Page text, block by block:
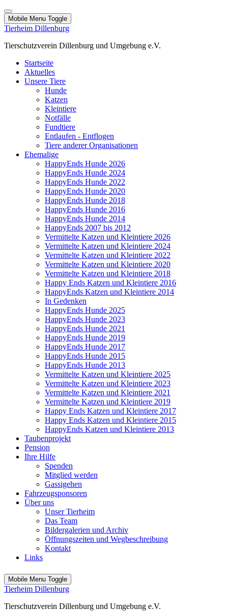
Mobile Menu Toggle
Tierheim Dillenburg
Tierschutzverein Dillenburg und Umgebung e.V.
Startseite
Aktuelles
Unsere Tiere
Hunde
Katzen
Kleintiere
Notfälle
Fundtiere
Entlaufen - Entflogen
Tiere anderer Organisationen
Ehemalige
HappyEnds Hunde 2026
HappyEnds Hunde 2024
HappyEnds Hunde 2022
HappyEnds Hunde 2020
HappyEnds Hunde 2018
HappyEnds Hunde 2016
HappyEnds Hunde 2014
HappyEnds 2007 bis 2012
Vermittelte Katzen und Kleintiere 2026
Vermittelte Katzen und Kleintiere 2024
Vermittelte Katzen und Kleintiere 2022
Vermittelte Katzen und Kleintiere 2020
Vermittelte Katzen und Kleintiere 2018
Happy Ends Katzen und Kleintiere 2016
HappyEnds Katzen und Kleintiere 2014
In Gedenken
HappyEnds Hunde 2025
HappyEnds Hunde 2023
HappyEnds Hunde 2021
HappyEnds Hunde 2019
HappyEnds Hunde 2017
HappyEnds Hunde 2015
HappyEnds Hunde 2013
Vermittelte Katzen und Kleintiere 2025
Vermittelte Katzen und Kleintiere 2023
Vermittelte Katzen und Kleintiere 2021
Vermittelte Katzen und Kleintiere 2019
Happy Ends Katzen und Kleintiere 2017
Happy Ends Katzen und Kleintiere 2015
HappyEnds Katzen und Kleintiere 2013
Taubenprojekt
Pension
Ihre Hilfe
Spenden
Mitglied werden
Gassigehen
Fahrzeugsponsoren
Über uns
Unser Tierheim
Das Team
Bildergalerien und Archiv
Öffnungszeiten und Wegbeschreibung
Kontakt
Links
Mobile Menu Toggle
Tierheim Dillenburg
Tierschutzverein Dillenburg und Umgebung e.V.